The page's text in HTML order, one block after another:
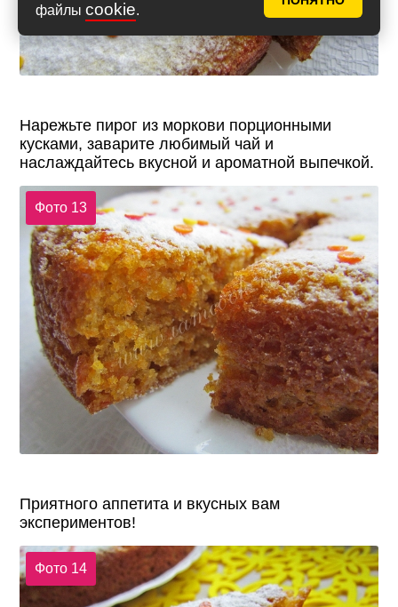
файлы cookie.
Нарежьте пирог из моркови порционными
кусками, заварите любимый чай и
наслаждайтесь вкусной и ароматной выпечкой.
Фото 13
Приятного аппетита и вкусных вам
экспериментов!
Фото 14